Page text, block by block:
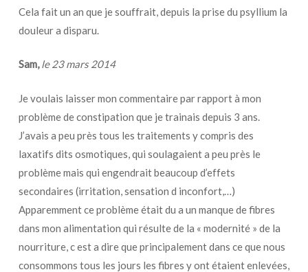
Cela fait un an que je souffrait, depuis la prise du psyllium la
douleur a disparu.
Sam,le 23 mars 2014
Je voulais laisser mon commentaire par rapport à mon
problème de constipation que je trainais depuis 3 ans.
J’avais a peu près tous les traitements y compris des
laxatifs dits osmotiques, qui soulagaient a peu près le
problème mais qui engendrait beaucoup d’effets
secondaires (irritation, sensation d inconfort,…)
Apparemment ce problème était du a un manque de fibres
dans mon alimentation qui résulte de la « modernité » de la
nourriture, c est a dire que principalement dans ce que nous
consommons tous les jours les fibres y ont étaient enlevées,